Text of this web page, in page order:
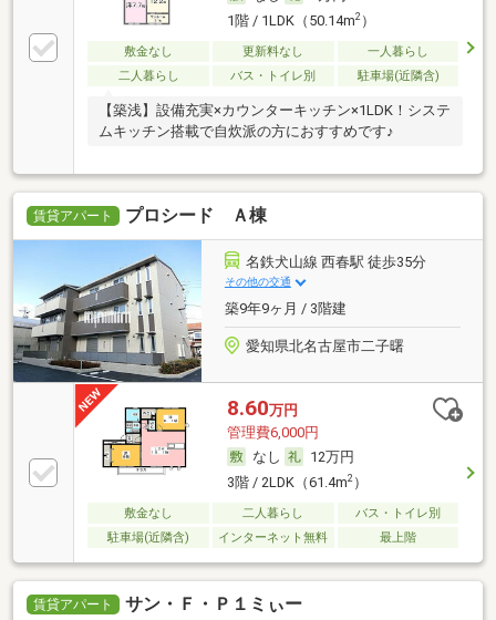
1階 / 1LDK（50.14m2）
敷金なし 更新料なし
一人暮らし
二人暮らし
バス・トイレ別 駐車場(近隣含)
【築浅】設備充実×カウンターキッチン×1LDK！システ
ムキッチン搭載で自炊派の方におすすめです♪
賃貸アパート プロシード Ａ棟
名鉄犬山線 西春駅 徒歩35分
その他の交通
築9年9ヶ月 / 3階建
愛知県北名古屋市二子曙
8.60万円
管理費6,000円
なし
12万円
3階 / 2LDK（61.4m2）
敷金なし 二人暮らし
バス・トイレ別
駐車場(近隣含)
インターネット無料 最上階
賃貸アパート サン・Ｆ・Ｐ１ミぃー